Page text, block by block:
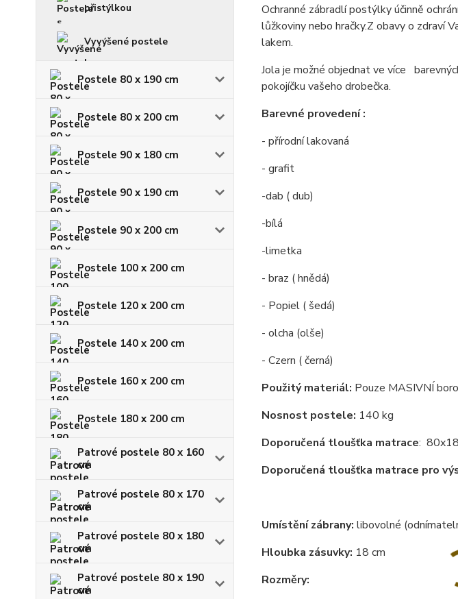
přistýlkou
Vyvýšené postele
Postele 80 x 190 cm
Postele 80 x 200 cm
Postele 90 x 180 cm
Postele 90 x 190 cm
Postele 90 x 200 cm
Postele 100 x 200 cm
Postele 120 x 200 cm
Postele 140 x 200 cm
Postele 160 x 200 cm
Postele 180 x 200 cm
Patrové postele 80 x 160
cm
Patrové postele 80 x 170
cm
Patrové postele 80 x 180
cm
Patrové postele 80 x 190
cm
Ochranné zábradlí postýlky účinně
lůžkoviny nebo hračky.Z obavy o zdraví
lakem.
Jola je možné objednat ve více
pokojíčku vašeho drobečka.
Barevné provedení :
- přírodní lakovaná
- grafit
-dab ( dub)
-bílá
-limetka
- braz ( hnědá)
- Popiel ( šedá)
- olcha (olše)
- Czern ( černá)
Použitý materiál: Pouze MASIVNÍ
Nosnost postele: 140 kg
Doporučená tloušťka matrace:
Doporučená tloušťka matrace pro
Umístění zábrany: libovolné
Hloubka zásuvky: 18 cm
Rozměry: